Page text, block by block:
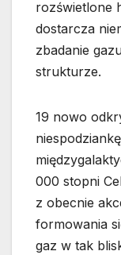
rozświetlone
dostarcza
zbadanie
strukturze.
19 nowo
000 stopni
z obecnie
formowania
gaz w tak